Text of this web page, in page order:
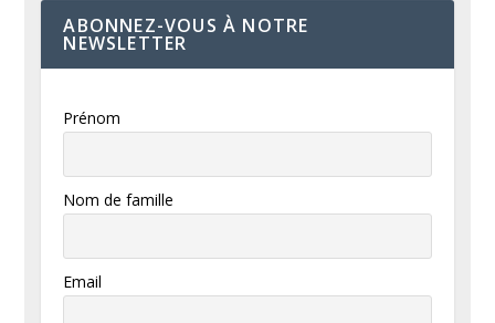
ABONNEZ-VOUS À NOTRE
NEWSLETTER
Prénom
Nom de famille
Email